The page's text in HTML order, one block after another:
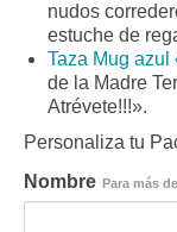
nudos
estuche de
Taza Mug azul
de la Madre
Atrévete!!!».
Personaliza tu
Nombre Para más